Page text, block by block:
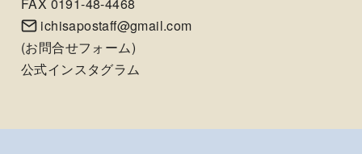
FAX 0191-48-4468
ichisapostaff@gmail.com
(お問合せフォーム)
公式インスタグラム